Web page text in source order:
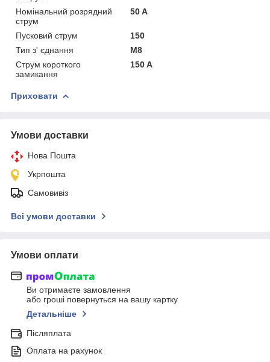
Номінальний розрядний
струм
50 A
Пусковий струм
150
Тип з' єднання
М8
Струм короткого
замикання
150 A
Приховати
Умови доставки
Нова Пошта
Укрпошта
Самовивіз
Всі умови доставки
Умови оплати
Ви отримаєте замовлення
або гроші повернуться на вашу картку
Детальніше
Післяплата
Оплата на рахунок